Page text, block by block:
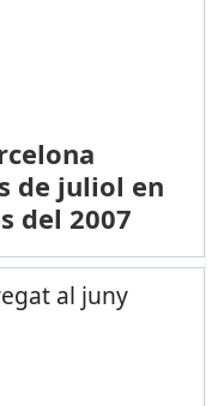
de juliol en
del 2007